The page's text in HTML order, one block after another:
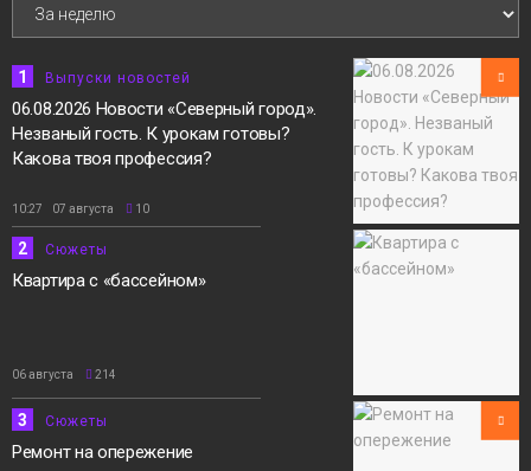
новостей
1 Выпуски новостей
06.08.2026 Новости «Северный город».
Незваный гость. К урокам готовы?
Какова твоя профессия?
10:27 07 августа 10
2 Сюжеты
Квартира с «бассейном»
06 августа 214
3 Сюжеты
Ремонт на опережение